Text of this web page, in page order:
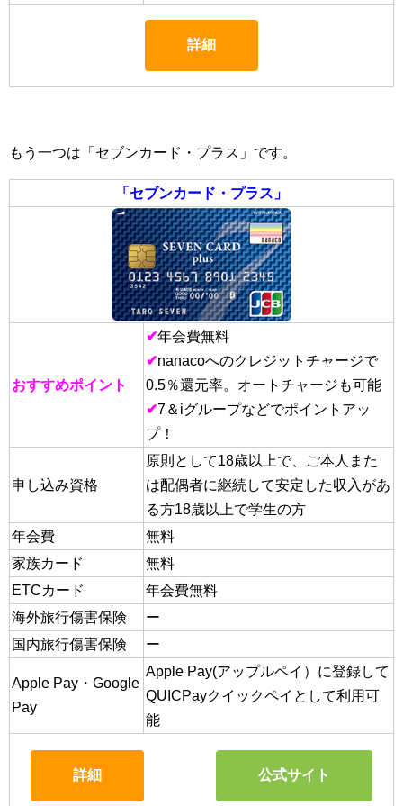
詳細
もう一つは「セブンカード・プラス」です。
「セブンカード・プラス」
おすすめポイント
✔年会費無料
✔nanacoへのクレジットチャージで
0.5％還元率。オートチャージも可能
✔7＆iグループなどでポイントアッ
プ！
申し込み資格
原則として18歳以上で、ご本人また
は配偶者に継続して安定した収入があ
る方18歳以上で学生の方
年会費
無料
家族カード
無料
ETCカード
年会費無料
海外旅行傷害保険
ー
国内旅行傷害保険
ー
Apple Pay・Google
Pay
Apple Pay(アップルペイ）に登録して
QUICPayクイックペイとして利用可
能
詳細 公式サイト